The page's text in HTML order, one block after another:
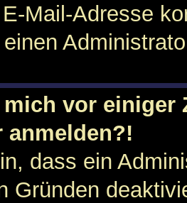
Mail-Adresse
mich vor
anmelden?!
dass ein
Gründen